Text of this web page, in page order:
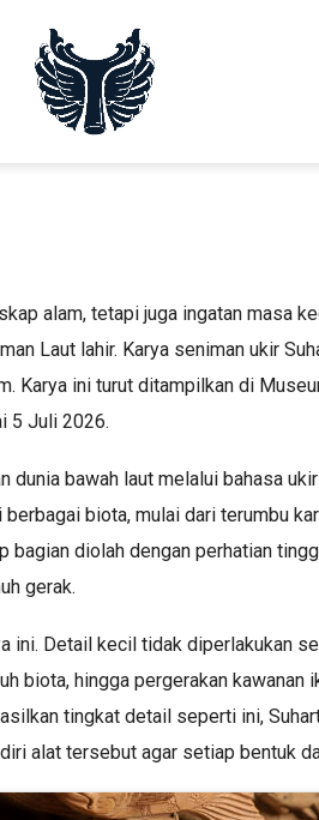
alam, tetapi juga ingatan masa
Laut lahir. Karya seniman ukir
Karya ini turut ditampilkan di
5 Juli 2026.
dunia bawah laut melalui bahasa
biota, mulai dari terumbu
bagian diolah dengan perhatian
gerak.
ini. Detail kecil tidak diperlakukan
biota, hingga pergerakan
tingkat detail seperti ini,
alat tersebut agar setiap bentuk